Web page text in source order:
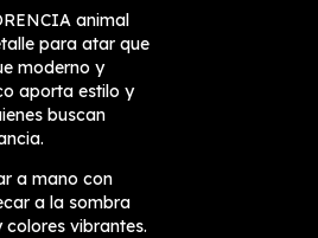
animal
para atar que
moderno y
aporta estilo y
buscan
a mano con
a la sombra
vibrantes.